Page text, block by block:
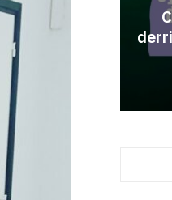
travail :
pression